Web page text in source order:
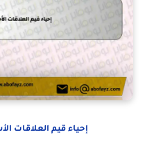
إحياء قيم العلاقات